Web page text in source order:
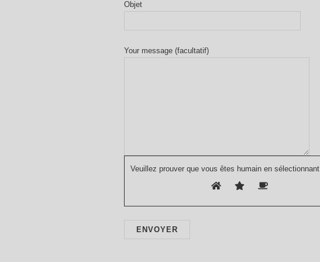
Objet
Your message (facultatif)
Veuillez prouver que vous êtes humain en sélectionnant